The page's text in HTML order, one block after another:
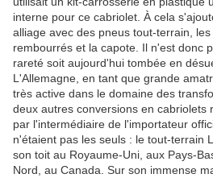
interne pour ce cabriolet. À cela
alliage avec des pneus tout-terrain,
rembourrés et la capote. Il n'est donc
rareté soit aujourd'hui tombée en
L'Allemagne, en tant que grande
très active dans le domaine des
deux autres conversions en cabriolets
par l'intermédiaire de l'importateur
n'étaient pas les seuls : le tout-terrain
son toit au Royaume-Uni, aux Pays-
Nord, au Canada. Sur son immense